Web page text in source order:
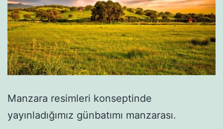
Manzara resimleri konseptinde
yayınladığımız günbatımı manzarası.